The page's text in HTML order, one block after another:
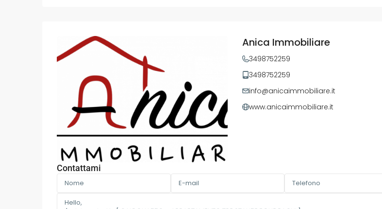
Anica Immobiliare
3498752259
3498752259
info@anicaimmobiliare.it
www.anicaimmobiliare.it
Contattami